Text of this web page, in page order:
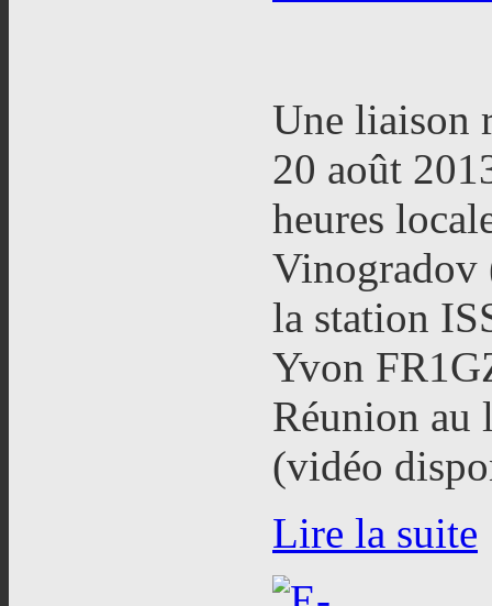
Une liaison
20 août
heures
Vinogradov
la station
Yvon
Réunion au
(vidéo
Lire la suite